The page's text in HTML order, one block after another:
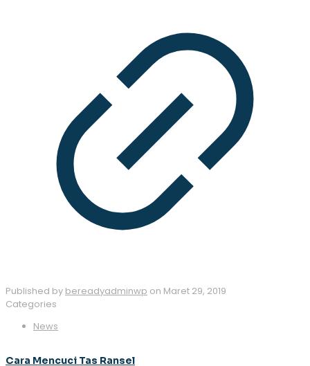
Published by bereadyadminwp on Maret 29, 2019
Categories
News
Cara Mencuci Tas Ransel